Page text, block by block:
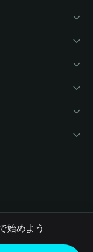
始めよう